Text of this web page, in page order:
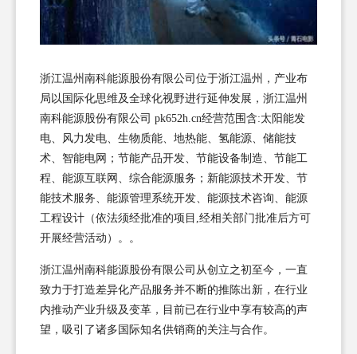
浙江温州南科能源股份有限公司位于浙江温州，产业布
局以国际化思维及全球化视野进行延伸发展，浙江温州
南科能源股份有限公司 pk652h.cn经营范围含:太阳能发
电、风力发电、生物质能、地热能、氢能源、储能技
术、智能电网；节能产品开发、节能设备制造、节能工
程、能源互联网、综合能源服务；新能源技术开发、节
能技术服务、能源管理系统开发、能源技术咨询、能源
工程设计（依法须经批准的项目,经相关部门批准后方可
开展经营活动）。。
浙江温州南科能源股份有限公司从创立之初至今，一直
致力于打造差异化产品服务并不断的推陈出新，在行业
内推动产业升级及变革，目前已在行业中享有较高的声
望，吸引了诸多国际知名供销商的关注与合作。